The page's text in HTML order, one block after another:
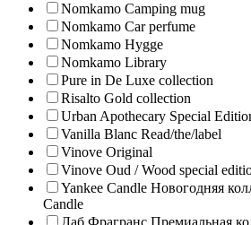
Nomkamo Camping mug
Nomkamo Car perfume
Nomkamo Hygge
Nomkamo Library
Pure in De Luxe collection
Risalto Gold collection
Urban Apothecary Special
Vanilla Blanc Read/the/label
Vinove Original
Vinove Oud / Wood special
Yankee Candle Новогодняя
Candle
Лаб Фрагранс Премиальная